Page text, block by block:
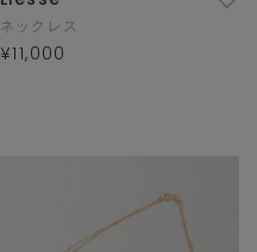
ネックレス
¥11,000